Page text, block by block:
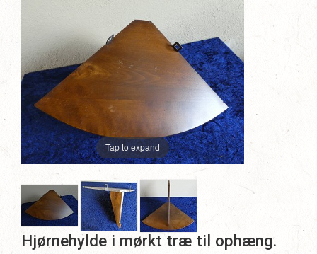
Tap to expand
Hjørnehylde i mørkt træ til ophæng.